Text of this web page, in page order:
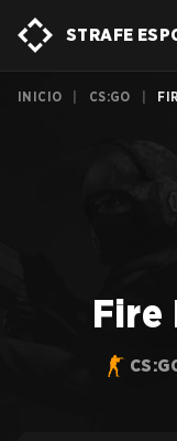
STRAFE
INICIO CS:GO
Fire